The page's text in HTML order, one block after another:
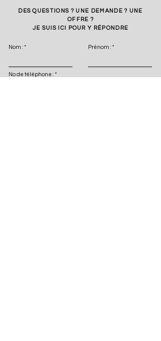
DES QUESTIONS ? UNE DEMANDE ? UNE
OFFRE ?
JE SUIS ICI POUR Y RÉPONDRE
Nom : Prénom :
No de téléphone :